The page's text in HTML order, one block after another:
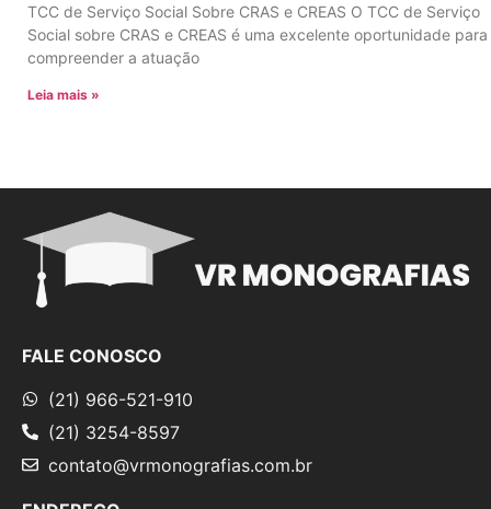
TCC de Serviço Social Sobre CRAS e CREAS O TCC de Serviço
Social sobre CRAS e CREAS é uma excelente oportunidade para
compreender a atuação
Leia mais »
FALE CONOSCO
(21) 966-521-910
(21) 3254-8597
contato@vrmonografias.com.br